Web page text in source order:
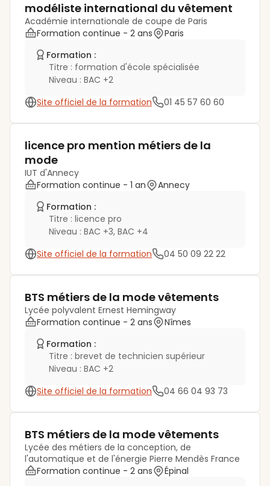
modéliste international du vêtement
Académie internationale de coupe de Paris
Formation continue - 2 ans
Paris
Formation :
Titre : formation d'école spécialisée
Niveau : BAC +2
Site officiel de la formation
01 45 57 60 60
licence pro mention métiers de la
mode
IUT d'Annecy
Formation continue - 1 an
Annecy
Formation :
Titre : licence pro
Niveau : BAC +3, BAC +4
Site officiel de la formation
04 50 09 22 22
BTS métiers de la mode vêtements
Lycée polyvalent Ernest Hemingway
Formation continue - 2 ans
Nîmes
Formation :
Titre : brevet de technicien supérieur
Niveau : BAC +2
Site officiel de la formation
04 66 04 93 73
BTS métiers de la mode vêtements
Lycée des métiers de la conception, de
l'automatique et de l'énergie Pierre Mendès France
Formation continue - 2 ans
Épinal